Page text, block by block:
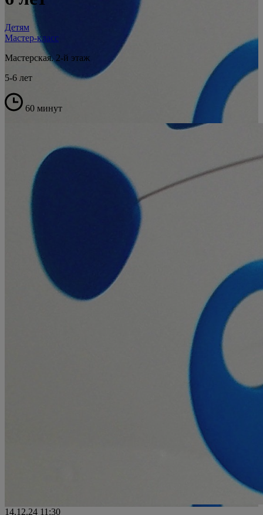
Детям
Мастер-класс
Мастерская. 2-й этаж
5-6 лет
60 минут
14.12.24 11:30